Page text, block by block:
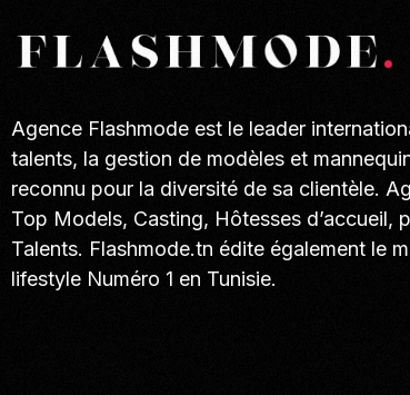
Agence Flashmode est le leader
talents, la gestion de modèles et
reconnu pour la diversité de sa clientèle.
Top Models, Casting, Hôtesses d’accueil,
Talents. Flashmode.tn édite également le
lifestyle Numéro 1 en Tunisie.